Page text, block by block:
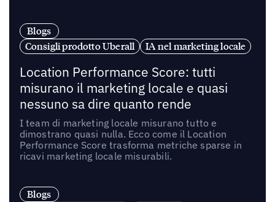
Blogs
Consigli prodotto Uberall
IA nel marketing locale
Location Performance Score: tutti
misurano il marketing locale e quasi
nessuno sa dire quanto rende
I team di marketing locale misurano tutto e
dimostrano quasi nulla. Ecco come il Location
Performance Score trasforma metriche sparse in
ricavi marketing locale misurabili.
Blogs